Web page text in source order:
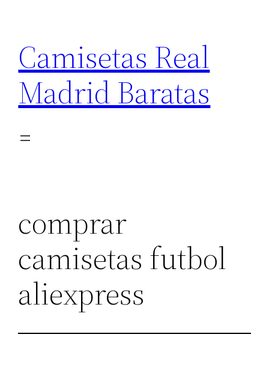
contenido
Camisetas Real
Madrid Baratas
comprar
camisetas futbol
aliexpress